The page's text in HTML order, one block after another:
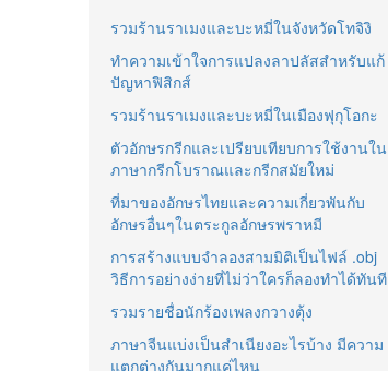
รวมร้านราเมงและบะหมี่ในจังหวัดโทจิงิ
ทำความเข้าใจการแปลงลาปลัสสำหรับแก้
ปัญหาฟิสิกส์
รวมร้านราเมงและบะหมี่ในเมืองฟุกุโอกะ
ตัวอักษรกรีกและเปรียบเทียบการใช้งานใน
ภาษากรีกโบราณและกรีกสมัยใหม่
ที่มาของอักษรไทยและความเกี่ยวพันกับ
อักษรอื่นๆในตระกูลอักษรพราหมี
การสร้างแบบจำลองสามมิติเป็นไฟล์ .obj
วิธีการอย่างง่ายที่ไม่ว่าใครก็ลองทำได้ทันที
รวมรายชื่อนักร้องเพลงกวางตุ้ง
ภาษาจีนแบ่งเป็นสำเนียงอะไรบ้าง มีความ
แตกต่างกันมากแค่ไหน